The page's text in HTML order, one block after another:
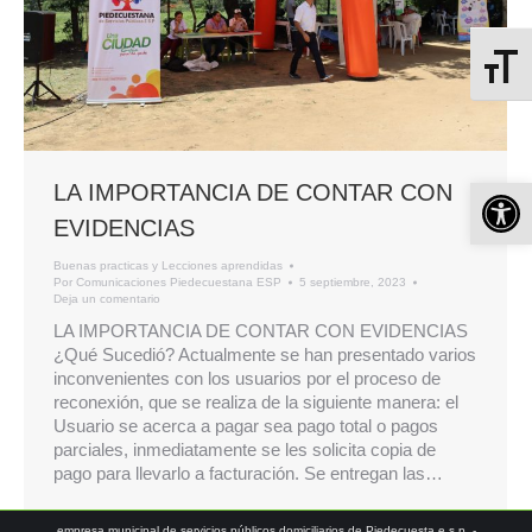
LA IMPORTANCIA DE CONTAR CON
EVIDENCIAS
Buenas practicas y Lecciones aprendidas
Por Comunicaciones Piedecuestana ESP
5 septiembre, 2023
Deja un comentario
LA IMPORTANCIA DE CONTAR CON EVIDENCIAS
¿Qué Sucedió? Actualmente se han presentado varios
inconvenientes con los usuarios por el proceso de
reconexión, que se realiza de la siguiente manera: el
Usuario se acerca a pagar sea pago total o pagos
parciales, inmediatamente se les solicita copia de
pago para llevarlo a facturación. Se entregan las…